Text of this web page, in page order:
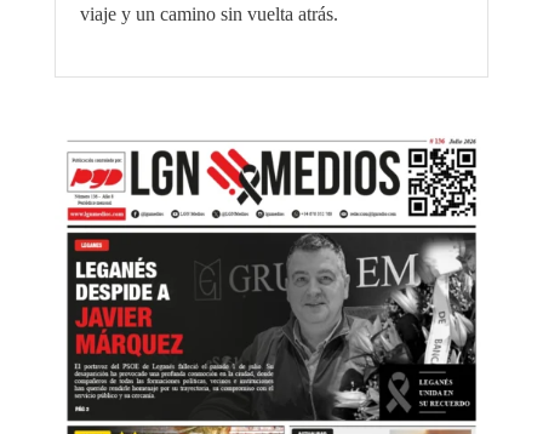
viaje y un camino sin vuelta atrás.